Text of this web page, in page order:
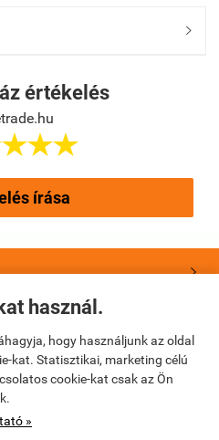
használ.
hogy használjunk az oldal
kat. Statisztikai, marketing célú
cookie-kat csak az Ön
»

értékelés

írása
